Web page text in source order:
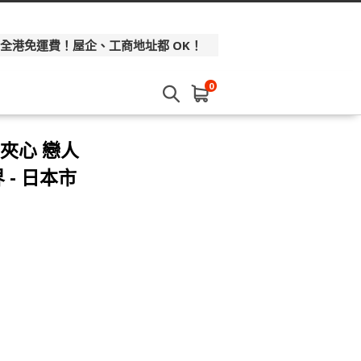
港免運費！屋企、工商地址都 OK！
0
心 戀人
- 日本市